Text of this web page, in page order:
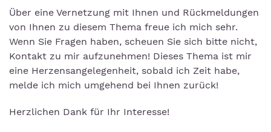
Über eine Vernetzung mit Ihnen und Rückmeldungen
von Ihnen zu diesem Thema freue ich mich sehr.
Wenn Sie Fragen haben, scheuen Sie sich bitte nicht,
Kontakt zu mir aufzunehmen! Dieses Thema ist mir
eine Herzensangelegenheit, sobald ich Zeit habe,
melde ich mich umgehend bei Ihnen zurück!
Herzlichen Dank für Ihr Interesse!